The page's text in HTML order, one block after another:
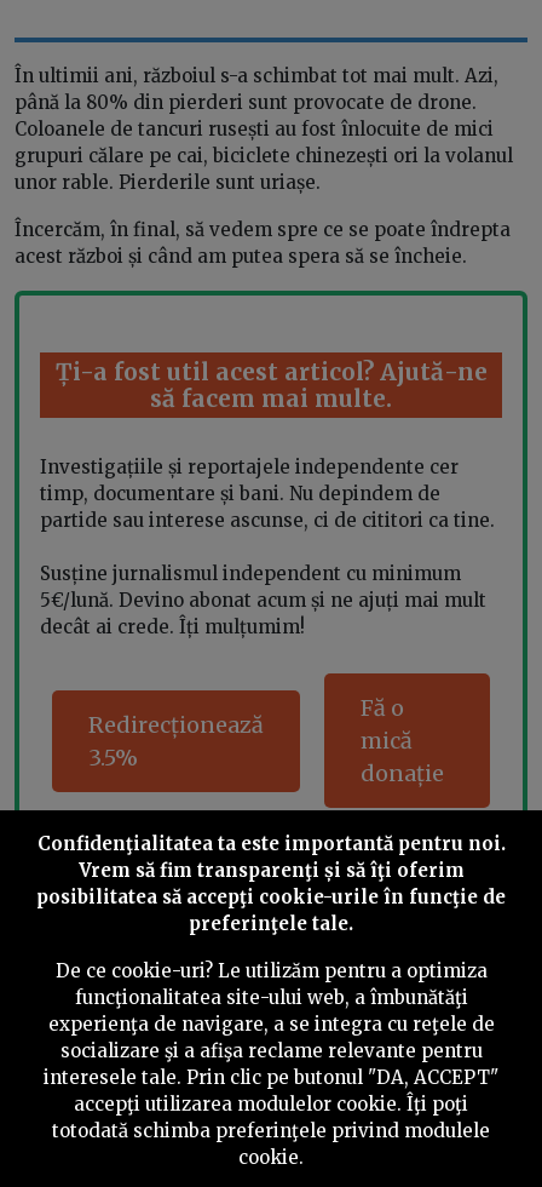
În ultimii ani, războiul s-a schimbat tot mai mult. Azi,
până la 80% din pierderi sunt provocate de drone.
Coloanele de tancuri rusești au fost înlocuite de mici
grupuri călare pe cai, biciclete chinezești ori la volanul
unor rable. Pierderile sunt uriașe.
Încercăm, în final, să vedem spre ce se poate îndrepta
acest război și când am putea spera să se încheie.
Ți-a fost util acest articol? Ajută-ne
să facem mai multe.
Investigațiile și reportajele independente cer
timp, documentare și bani. Nu depindem de
partide sau interese ascunse, ci de cititori ca tine.
Susține jurnalismul independent cu minimum
5€/lună. Devino abonat acum și ne ajuți mai mult
decât ai crede. Îți mulțumim!
Redirecționează
3.5%
Fă o
mică
donație
Share this
©2026PressOne.ro
RSSNewslettereDespre noiPolitica editorială
Politica de verificare a conținutului
Confidenţialitatea ta este importantă pentru noi.
Vrem să fim transparenţi și să îţi oferim
posibilitatea să accepţi cookie-urile în funcţie de
preferinţele tale.
De ce cookie-uri? Le utilizăm pentru a optimiza
funcţionalitatea site-ului web, a îmbunătăţi
experienţa de navigare, a se integra cu reţele de
socializare şi a afişa reclame relevante pentru
interesele tale. Prin clic pe butonul "DA, ACCEPT"
accepţi utilizarea modulelor cookie. Îţi poţi
totodată schimba preferinţele privind modulele
cookie.